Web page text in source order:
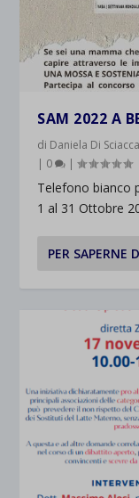
SAM 2022 A
di Daniela Di Sciacca
| 0 |
Telefono bianco
1 al 31 Ottobre
PER SAPERNE